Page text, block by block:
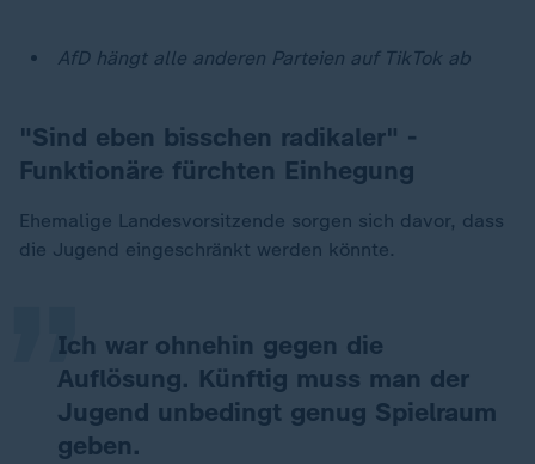
AfD hängt alle anderen Parteien auf TikTok ab
"Sind eben bisschen radikaler" -
Funktionäre fürchten Einhegung
Ehemalige Landesvorsitzende sorgen sich davor, dass
die Jugend eingeschränkt werden könnte.
Ich war ohnehin gegen die
Auflösung. Künftig muss man der
Jugend unbedingt genug Spielraum
geben.
„